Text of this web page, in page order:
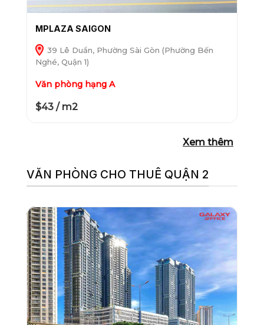
MPLAZA SAIGON
39 Lê Duẩn, Phường Sài Gòn (Phường Bến
Nghé, Quận 1)
Văn phòng hạng A
$43 / m2
Xem thêm
VĂN PHÒNG CHO THUÊ QUẬN 2